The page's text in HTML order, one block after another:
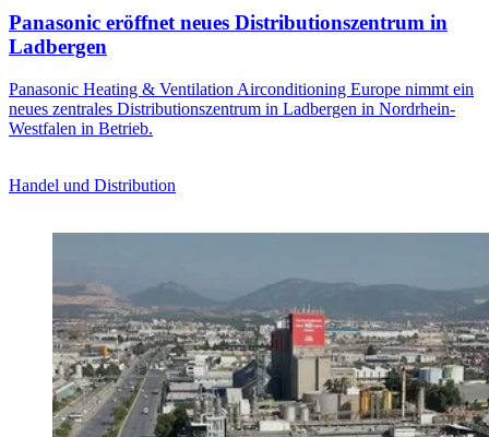
Panasonic eröffnet neues Distributionszentrum in
Ladbergen
Panasonic Heating & Ventilation Airconditioning Europe nimmt ein
neues zentrales Distributionszentrum in Ladbergen in Nordrhein-
Westfalen in Betrieb.
Handel und Distribution